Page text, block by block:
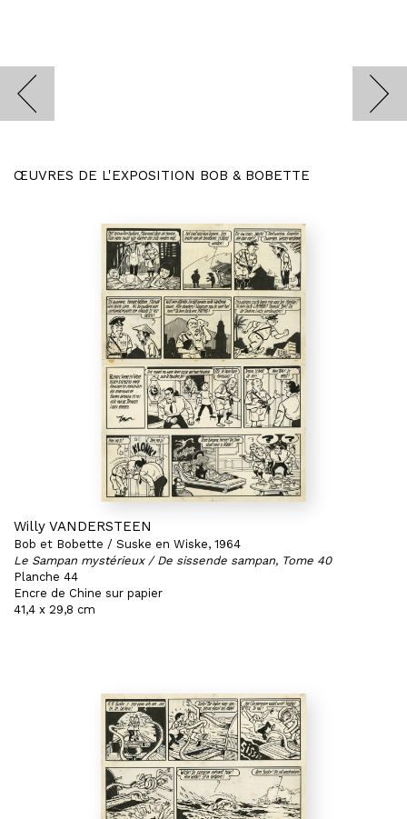
ŒUVRES DE L'EXPOSITION BOB & BOBETTE
Willy VANDERSTEEN
Bob et Bobette / Suske en Wiske, 1964
Le Sampan mystérieux / De sissende sampan, Tome 40
Planche 44
Encre de Chine sur papier
41,4 x 29,8 cm